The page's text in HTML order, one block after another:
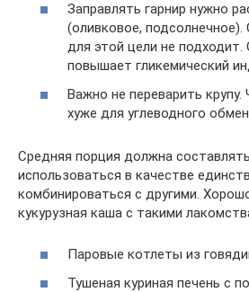
Заправлять гарнир нужно
(оливковое,
для этой цели не подходит.
повышает гликемический
Важно не переварить
хуже для углеводного
Средняя порция должна
использоваться в качестве
комбинироваться с другими.
кукурузная каша с такими
Паровые котлеты из
Тушеная куриная печень с